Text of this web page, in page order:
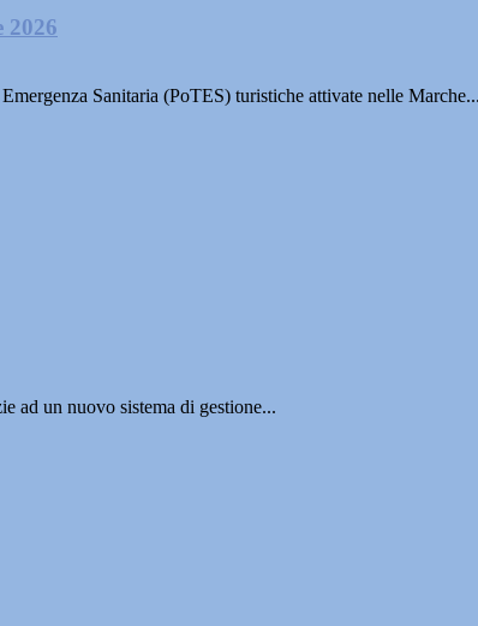
2026
Sanitaria (PoTES) turistiche attivate nelle
ad un nuovo sistema di gestione...